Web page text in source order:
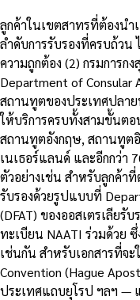
ลูกค้าในเขตสาทรที่ต้องนำ
ลำดับการรับรองที่ครบถ้วน
ความถูกต้อง (2) กรมการก
Department of Consular
สถานทูตของประเทศปลา
ให้บริการครบทั้งสามขั้นต
สถานทูตอังกฤษ, สถานทูต
เนเธอร์แลนด์ และอีกกว่า
ตัวอย่างเช่น สำหรับลูกค้าที่
รับรองด้วยรูปแบบที่
(DFAT) ของออสเตรเลีย
ทะเบียน NAATI ร่วมด้วย
เช่นกัน สำหรับเอกสารที่จ
Convention (Hague
ประเทศแถบยุโรป ฯลฯ —